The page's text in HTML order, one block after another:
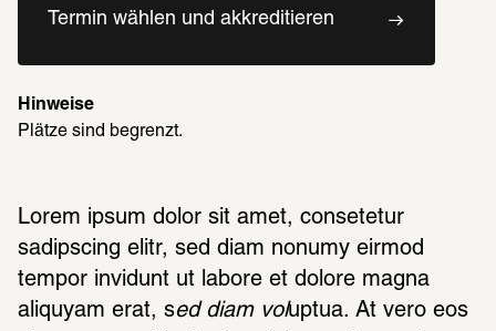
Termin wählen und akkreditieren
Hinweise
Plätze sind begrenzt.
Lorem ipsum dolor sit amet, consetetur
sadipscing elitr, sed diam nonumy eirmod
tempor invidunt ut labore et dolore magna
aliquyam erat, sed diam voluptua. At vero eos